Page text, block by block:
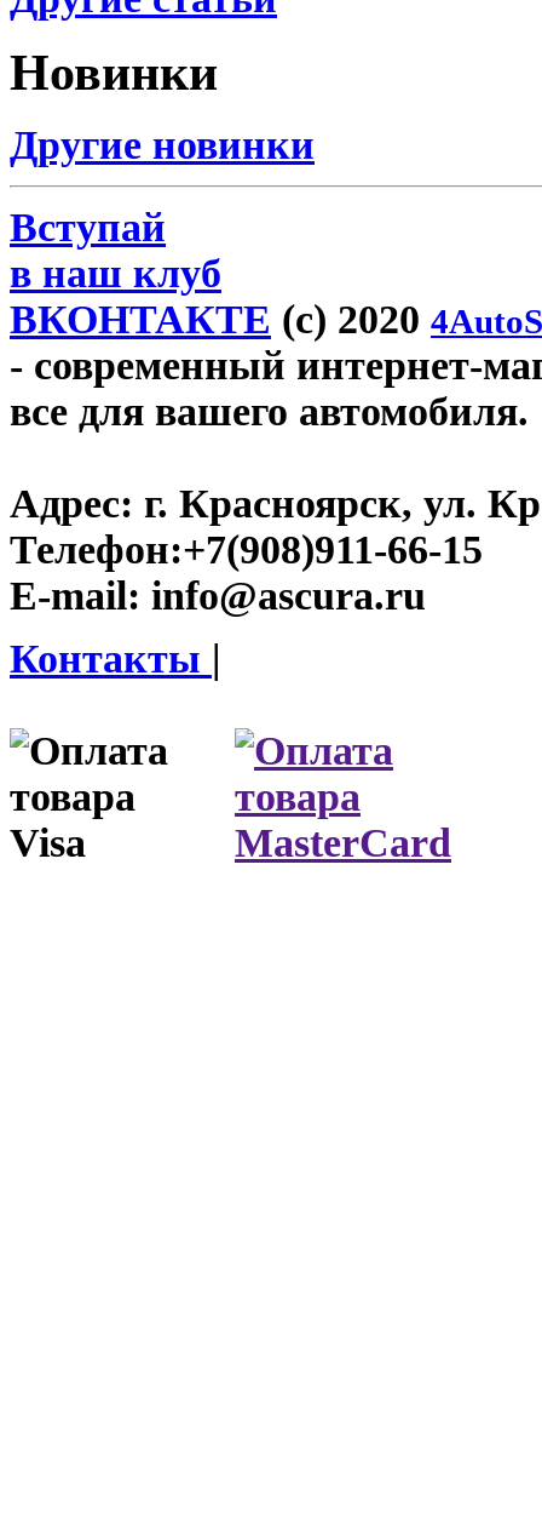
Новинки
Другие новинки
Вступай
в наш клуб
ВКОНТАКТЕ (c) 2020
- современный интернет-
все для вашего автомобиля.
Адрес: г. Красноярск, ул.
Телефон:+7(908)911-66-15
E-mail: info@ascura.ru
Контакты |